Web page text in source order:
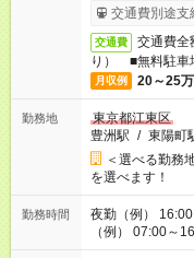
交通費別途支
交通費
交通費
り） ■無料駐車
月収例 20～25
勤務地
東京都江東区
豊洲駅 / 東陽町
＜選べる勤
を選べます！
勤務時間
夜勤（例）
（例） 07:00～
20:00※遅番 ※時